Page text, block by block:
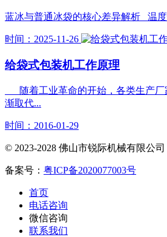
蓝冰与普通冰袋的核心差异解析‌ ‌温
时间：2025-11-26
给袋式包装机工作原理
随着工业革命的开始，各类生产厂
渐取代...
时间：2016-01-29
© 2023-2028 佛山市锐际机械有限公
备案号： 粤ICP备2020077003号
首页
电话咨询
微信咨询
联系我们